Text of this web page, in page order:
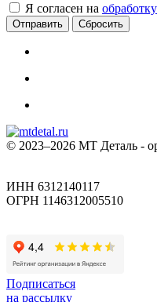
Я согласен на
Сбросить
© 2023–2026 МТ Деталь -
ИНН 6312140117
ОГРН 1146312005510
Подписаться
на рассылку